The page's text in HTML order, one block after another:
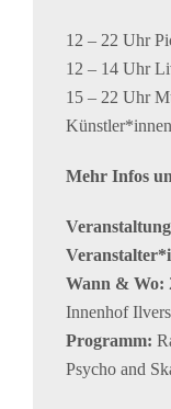
12 – 22 Uhr
12 – 14 Uhr
15 – 22 Uhr
Mehr Infos
Wann & Wo:
Innenhof
Programm:
Psycho and